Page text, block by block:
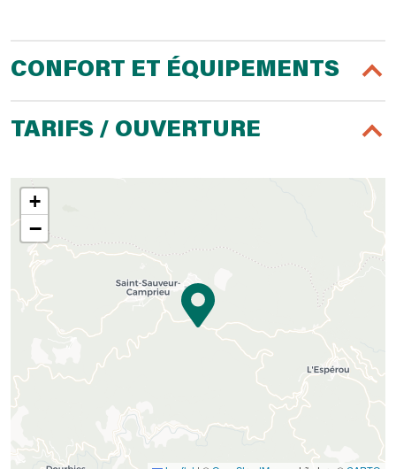
CONFORT ET ÉQUIPEMENTS
TARIFS / OUVERTURE
+
−